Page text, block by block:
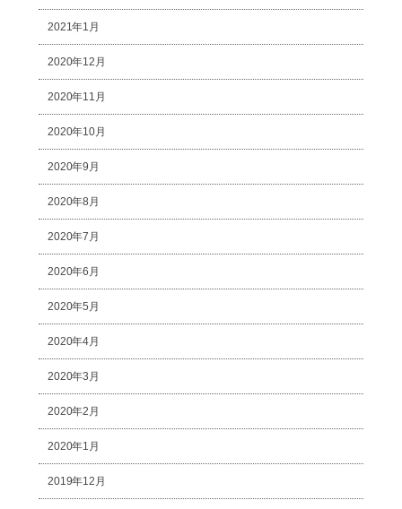
2021年1月
2020年12月
2020年11月
2020年10月
2020年9月
2020年8月
2020年7月
2020年6月
2020年5月
2020年4月
2020年3月
2020年2月
2020年1月
2019年12月